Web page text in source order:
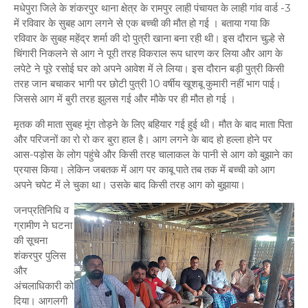
मधेपुरा जिले के शंकरपुर थाना क्षेत्र के रामपुर लाही पंचायत के लाही गांव वार्ड -3
में रविवार के सुबह आग लगने से एक बच्ची की मौत हो गई । बताया गया कि
रविवार के सुबह महेंद्र शर्मा की दो पुत्री खाना बना रही थी। इस दौरान चुल्हे से
चिंगारी निकलने से आग ने पूरी तरह विकराल रूप धारण कर लिया और आग के
लपेटे ने पूरे रसोई घर को अपने आवेश में ले लिया। इस दौरान बड़ी पुत्री किसी
तरह जान बचाकर भागी पर छोटी पुत्री 10 वर्षीय खूशबू कुमारी नहीं भाग पाई।
जिससे आग में बुरी तरह झुलस गई और मौके पर ही मौत हो गई ।
मृतक की माता सुबह मूंग तोड़ने के लिए बहियार गई हुई थी। मौत के बाद माता पिता
और परिजनों का रो रो कर बुरा हाल है। आग लगने के बाद हो हल्ला होने पर
आस-पड़ोस के लोग पहुंचे और किसी तरह चालाकल के पानी से आग को बुझाने का
प्रयास किया। लेकिन जबतक में आग पर काबू पाते तब तक में बच्ची को आग
अपने चपेट में ले चुका था। उसके बाद किसी तरह आग को बुझाया।
जनप्रतिनिधि व
ग्रामीण ने घटना
की सूचना
शंकरपुर पुलिस
और
अंचलाधिकारी को
दिया। आगलगी